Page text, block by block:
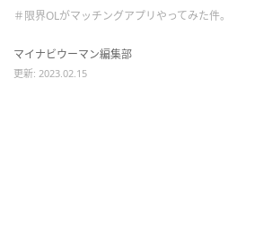
＃限界OLがマッチングアプリやってみた件。
マイナビウーマン編集部
更新: 2023.02.15